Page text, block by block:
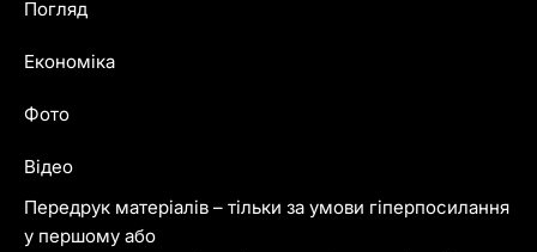
Передрук матеріалів – тільки за умови гіперпосилання
у першому або
Погляд
Економіка
Фото
Відео